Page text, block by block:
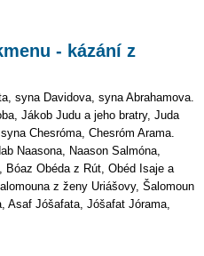
- kázání z
syna Davidova, syna Abrahamova.
Jákob Judu a jeho bratry, Juda
Chesróma, Chesróm Arama.
Naasona, Naason Salmóna,
Bóaz Obéda z Rút, Obéd Isaje a
z ženy Uriášovy, Šalomoun
Asaf Jóšafata, Jóšafat Jórama,